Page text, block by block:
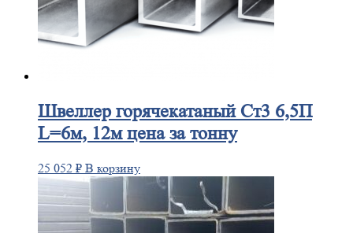
Швеллергорячекатаный Ст3 6,5П
L=6м, 12м цена за тонну
25 052 ₽ В корзину